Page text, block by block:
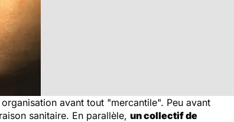
avant tout "mercantile". Peu avant
sanitaire. En parallèle, un collectif de